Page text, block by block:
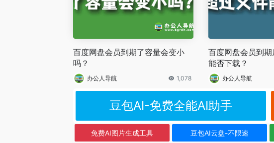
百度网盘会员到期了容量会变小
吗？
办公人导航 1,078
百度网盘会员到
能否下载？
办公人导航
豆包AI-免费全能AI助手
免费AI图片生成工具 豆包AI云盘-不限速